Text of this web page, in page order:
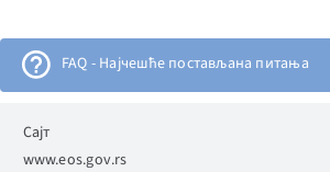
FAQ - Најчешће постављана питања
Сајт
www.eos.gov.rs